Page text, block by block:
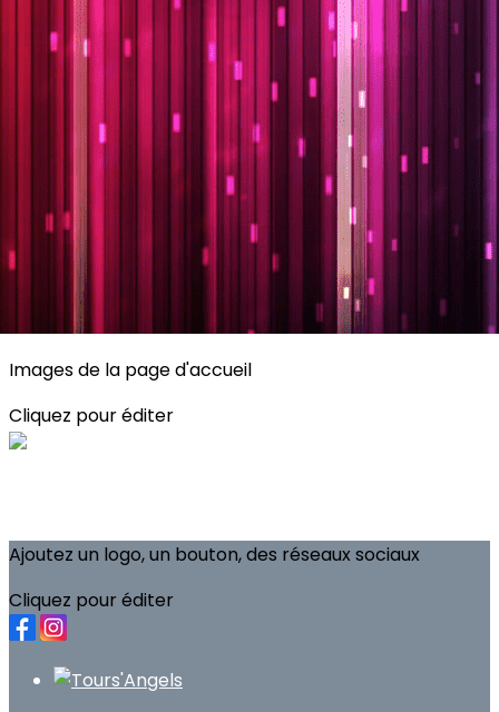
Exporter les lignes sélectionnées
Exporter toutes les colonnes
Exporter uniquement les colonnes affichées
Menu
Planning
Description des activités
S'inscrire
Images de la page d'accueil
Cliquez pour éditer
Ajoutez un logo, un bouton, des réseaux sociaux
Cliquez pour éditer